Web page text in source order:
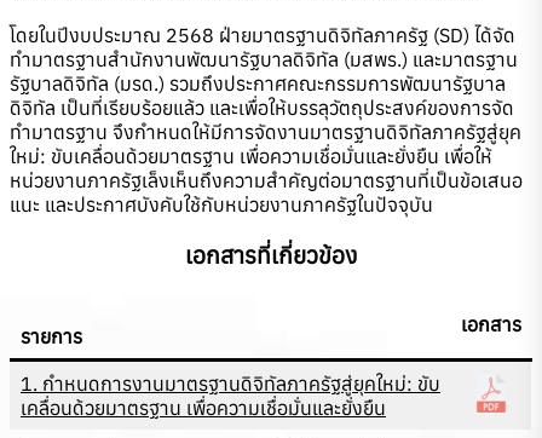
โดยในปีงบประมาณ 2568 ฝ่ายมาตรฐานดิจิทัลภาครัฐ (SD) ได้จัด
ทำมาตรฐานสำนักงานพัฒนารัฐบาลดิจิทัล (มสพร.) และมาตรฐาน
รัฐบาลดิจิทัล (มรด.) รวมถึงประกาศคณะกรรมการพัฒนารัฐบาล
ดิจิทัล เป็นที่เรียบร้อยแล้ว และเพื่อให้บรรลุวัตถุประสงค์ของการจัด
ทำมาตรฐาน จึงกำหนดให้มีการจัดงานมาตรฐานดิจิทัลภาครัฐสู่ยุค
ใหม่: ขับเคลื่อนด้วยมาตรฐาน เพื่อความเชื่อมั่นและยั่งยืน เพื่อให้
หน่วยงานภาครัฐเล็งเห็นถึงความสำคัญต่อมาตรฐานที่เป็นข้อเสนอ
แนะ และประกาศบังคับใช้กับหน่วยงานภาครัฐในปัจจุบัน
เอกสารที่เกี่ยวข้อง
รายการ เอกสาร
1. กำหนดการงานมาตรฐานดิจิทัลภาครัฐสู่ยุคใหม่: ขับ
เคลื่อนด้วยมาตรฐาน เพื่อความเชื่อมั่นและยั่งยืน